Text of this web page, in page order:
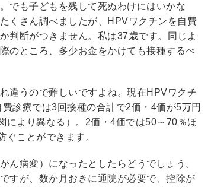
でも子どもを残して死ぬわけにはいかな
くさん調べましたが、HPVワクチンを自費
判断がつきません。私は37歳です。同じよ
のところ、多少お金をかけても接種するべ
違うので難しいですよね。現在HPVワクチ
診療では3回接種の合計で2価・4価が5万円
より異なる）。2価・4価では50～70％ほ
ぐことができます。
ん病変）になったとしたらどうでしょう。
すが、数か月おきに通院が必要で、控除が